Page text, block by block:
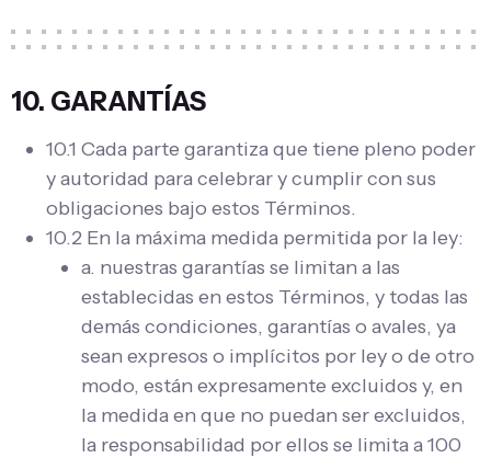
10. GARANTÍAS
10.1 Cada parte garantiza que tiene pleno poder
y autoridad para celebrar y cumplir con sus
obligaciones bajo estos Términos.
10.2 En la máxima medida permitida por la ley:
a. nuestras garantías se limitan a las
establecidas en estos Términos, y todas las
demás condiciones, garantías o avales, ya
sean expresos o implícitos por ley o de otro
modo, están expresamente excluidos y, en
la medida en que no puedan ser excluidos,
la responsabilidad por ellos se limita a 100